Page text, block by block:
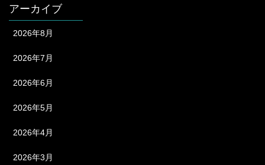
アーカイブ
2026年8月
2026年7月
2026年6月
2026年5月
2026年4月
2026年3月